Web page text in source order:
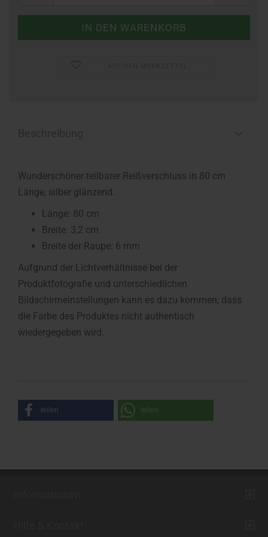
Wunderschöner teilbarer Reißverschluss in 80 cm
Länge, silber glänzend.
Länge: 80 cm
Breite: 3,2 cm
Breite der Raupe: 6 mm
Aufgrund der Lichtverhältnisse bei der
Produktfotografie und unterschiedlichen
Bildschirmeinstellungen kann es dazu kommen, dass
die Farbe des Produktes nicht authentisch
wiedergegeben wird.
teilen teilen